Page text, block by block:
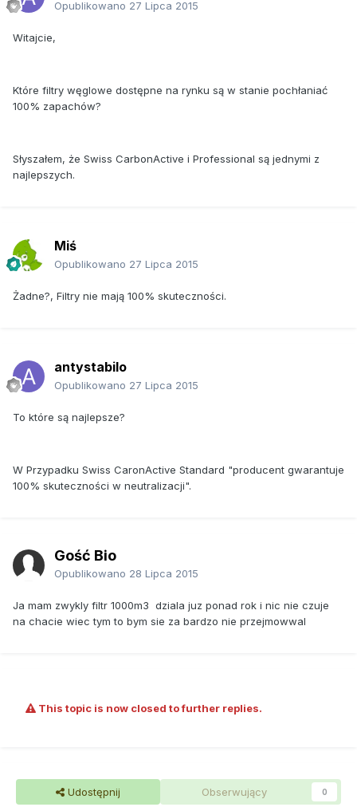
Opublikowano 27 Lipca 2015
Witajcie,
Które filtry węglowe dostępne na rynku są w stanie pochłaniać
100% zapachów?
Słyszałem, że Swiss CarbonActive i Professional są jednymi z
najlepszych.
Miś
Opublikowano 27 Lipca 2015
Żadne?, Filtry nie mają 100% skuteczności.
antystabilo
Opublikowano 27 Lipca 2015
To które są najlepsze?
W Przypadku Swiss CaronActive Standard "producent gwarantuje
100% skuteczności w neutralizacji".
Gość Bio
Opublikowano 28 Lipca 2015
Ja mam zwykly filtr 1000m3 dziala juz ponad rok i nic nie czuje
na chacie wiec tym to bym sie za bardzo nie przejmowwal
This topic is now closed to further replies.
Udostępnij Obserwujący 0